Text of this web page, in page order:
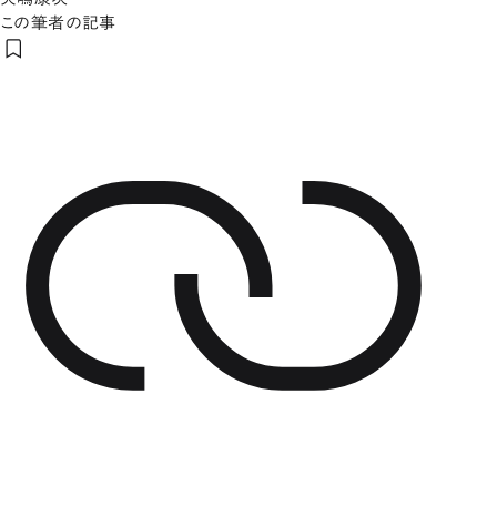
この筆者の記事